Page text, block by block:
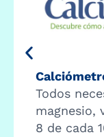
Todos
magnesio,
8 de cada